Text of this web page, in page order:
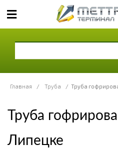
Главная / Труба / Труба
Труба
Липецке